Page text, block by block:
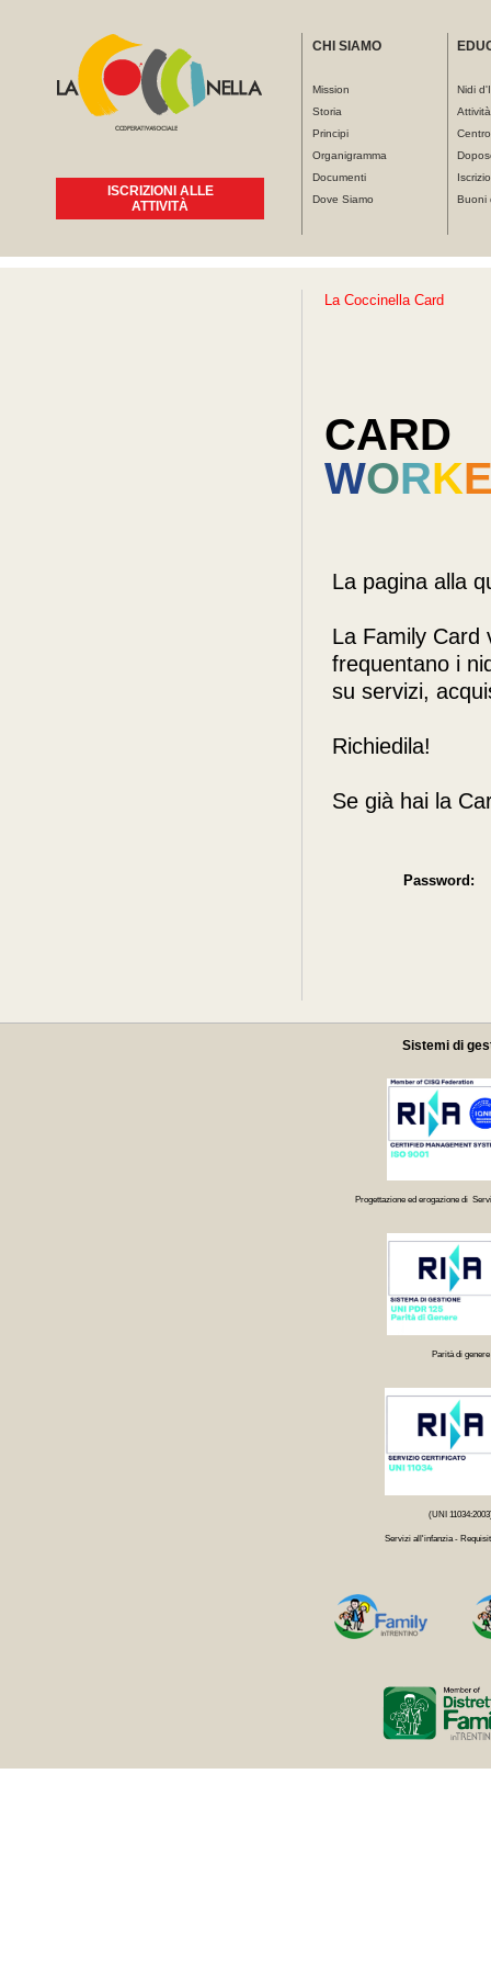
ISCRIZIONI ALLE
ATTIVITÀ
CHI SIAMO
Mission
Storia
Principi
Organigramma
Documenti
Dove Siamo
Nidi
Buoni
CARD
WORK
La pagina alla
La Family Card
frequentano i
su servizi,
Richiedila!
Se già hai la
Password:
Sistemi di
Progettazione ed erogazione di
Parità di genere
(UNI
Servizi all'infanzia -